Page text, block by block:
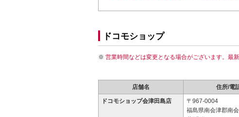
ドコモショップ
営業時間などは変更となる場合がございます。最
店舗名 住所/電
ドコモショップ会津田島店
〒967-0004
福島県南会津郡南